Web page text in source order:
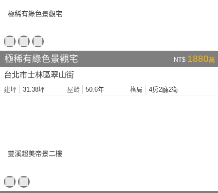
極稀有綠色景觀宅 NT$ 1880萬
台北市士林區翠山街
建坪 31.38坪 屋齡 50.6年 格局 4房2廳2衛